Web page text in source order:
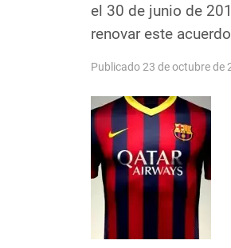
el 30 de junio de
renovar este
Publicado 23 de octubre de